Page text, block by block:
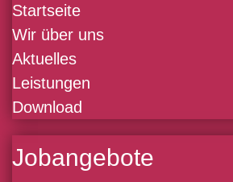
Startseite
Wir über uns
Aktuelles
Leistungen
Download
Jobangebote